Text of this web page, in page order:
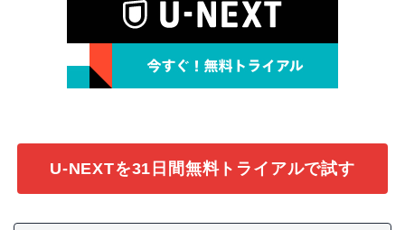
U-NEXTを31日間無料トライアルで試す